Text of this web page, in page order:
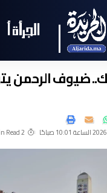
ضيوف الرحمن
2 Min Read